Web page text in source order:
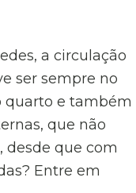
a circulação
ser sempre no
quarto e também
que não
desde que com
Entre em